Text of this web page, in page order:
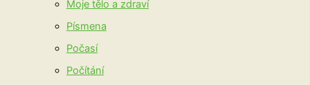
Moje tělo a zdraví
Písmena
Počasí
Počítání